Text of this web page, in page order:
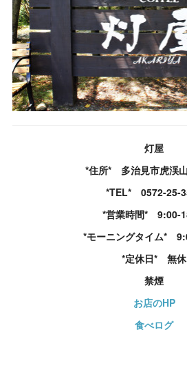
灯屋
*住所* 多治見市虎渓
*TEL* 0572-25-
*営業時間* 9:00-
*モーニングタイム*
*定休日* 無休
禁煙
お店のHP
食べログ